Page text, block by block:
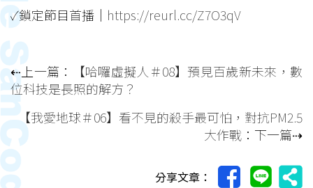
✓鎖定節目首播｜ https://reurl.cc/Z7O3qV
⇠上一篇：
【哈囉虛擬人＃08】預見百歲新未來，數
位科技是長照的解方？
【我愛地球＃06】看不見的殺手最可怕，對抗PM2.5
大作戰 ：下一篇⇢
分享文章：